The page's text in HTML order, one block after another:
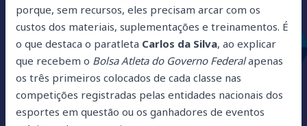
porque, sem recursos, eles precisam arcar com os
custos dos materiais, suplementações e treinamentos. É
o que destaca o paratleta Carlos da Silva, ao explicar
que recebem o Bolsa Atleta do Governo Federalapenas
os três primeiros colocados de cada classe nas
competições registradas pelas entidades nacionais dos
esportes em questão ou os ganhadores de eventos